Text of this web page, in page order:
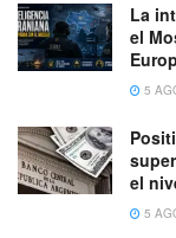
La
el
5
el
5